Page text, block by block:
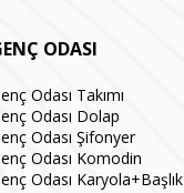
ODASI
Odası Takımı
Odası Dolap
Odası Şifonyer
Odası Komodin
Odası Karyola+Başlık